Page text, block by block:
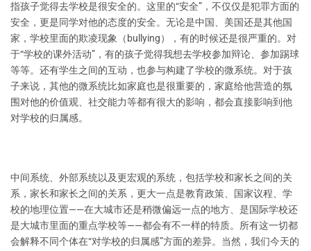
指孩子觉得去学校是很安全的。这里的“安全”，不仅仅是犯罪方面的
安全，更是同学对他的态度的安全。无论是中国、美国还是其他国
家，学校里面的欺凌现象（bullying），有的时候还是很严重的。对
于“学校的课外活动”，有的孩子觉得我想去学校参加辩论、参加踢球
等等。还有学生之间的互动，也参与构建了学校的微系统。对于孩
子来说，其他的微系统比如家庭也是很重要的，家庭给他营造的氛
围对他的价值观、社交能力等都有很大的影响，都会直接影响到他
对学校的归属感。
中间系统、外部系统以及更宏观的系统，包括学校和家长之间的关
系，家长和家长之间的关系，更大一点是教育政策、国家议程、学
校的地理位置——在大城市还是稍微偏远一点的地方、是国际学校还
是大城市里面的重点学校等——都会有不一样的特质。所有这一切都
会解释不同个体在“对学校的归属感”方面的差异。当然，我们今天的